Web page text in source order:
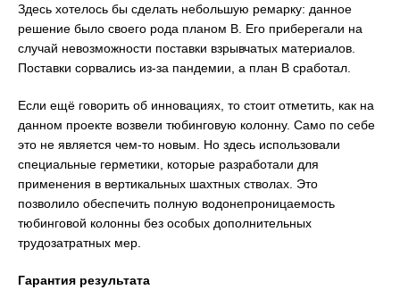
Здесь хотелось бы сделать небольшую ремарку: данное
решение было своего рода планом В. Его приберегали на
случай невозможности поставки взрывчатых материалов.
Поставки сорвались из-за пандемии, а план В сработал.
Если ещё говорить об инновациях, то стоит отметить, как на
данном проекте возвели тюбинговую колонну. Само по себе
это не является чем-то новым. Но здесь использовали
специальные герметики, которые разработали для
применения в вертикальных шахтных стволах. Это
позволило обеспечить полную водонепроницаемость
тюбинговой колонны без особых дополнительных
трудозатратных мер.
Гарантия результата